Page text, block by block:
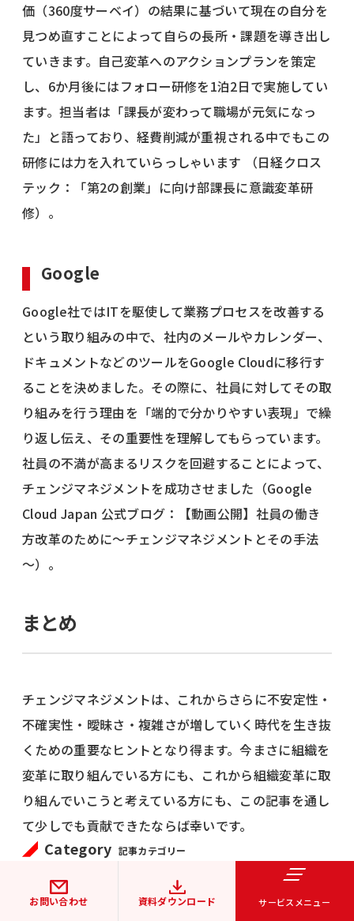
お問い合わせ 資料ダウンロード サービスメニュー
価（360度サーベイ）の結果に基づいて現在の自分を
見つめ直すことによって自らの長所・課題を導き出し
ていきます。自己変革へのアクションプランを策定
し、6か月後にはフォロー研修を1泊2日で実施してい
ます。担当者は「課長が変わって職場が元気になっ
た」と語っており、経費削減が重視される中でもこの
研修には力を入れていらっしゃいます （日経クロス
テック：「第2の創業」に向け部課長に意識変革研
修）。
Google
Google社ではITを駆使して業務プロセスを改善する
という取り組みの中で、社内のメールやカレンダー、
ドキュメントなどのツールをGoogle Cloudに移行す
ることを決めました。その際に、社員に対してその取
り組みを行う理由を「端的で分かりやすい表現」で繰
り返し伝え、その重要性を理解してもらっています。
社員の不満が高まるリスクを回避することによって、
チェンジマネジメントを成功させました（Google
Cloud Japan 公式ブログ：【動画公開】社員の働き
方改革のために～チェンジマネジメントとその手法
～）。
まとめ
チェンジマネジメントは、これからさらに不安定性・
不確実性・曖昧さ・複雑さが増していく時代を生き抜
くための重要なヒントとなり得ます。今まさに組織を
変革に取り組んでいる方にも、これから組織変革に取
り組んでいこうと考えている方にも、この記事を通し
て少しでも貢献できたならば幸いです。
Category 記事カテゴリー
人材開発